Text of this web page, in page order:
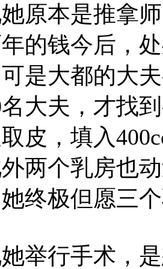
原本是推拿
的钱今后，
是大都的大
大夫，才找
皮，填入
两个乳房也
终极但愿三
举行手术，